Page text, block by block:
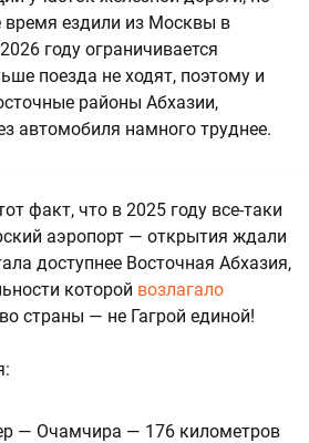
время ездили из Москвы в
году ограничивается
поезда не ходят, поэтому и
районы Абхазии,
автомобиля намного труднее.
факт, что в 2025 году все-таки
аэропорт — открытия ждали
доступнее Восточная Абхазия,
которой возлагало
страны — не Гагрой единой!
— Очамчира — 176 километров